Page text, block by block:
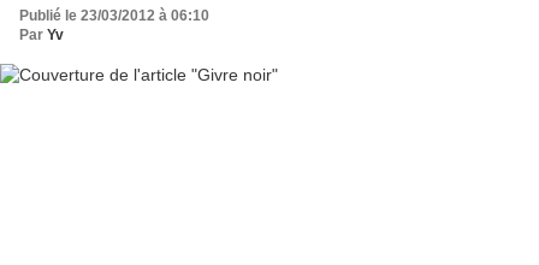
Publié le 23/03/2012 à 06:10
Par Yv